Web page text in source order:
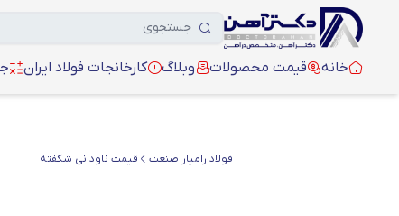
خانه قیمت محصولات وبلاگ کارخانجات فولاد ایران
فولاد رامیار صنعت قیمت ناودانی شکفته